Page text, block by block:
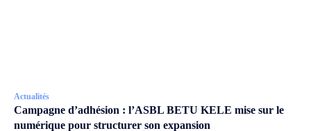
Actualités
Campagne d’adhésion : l’ASBL BETU KELE mise sur le
numérique pour structurer son expansion